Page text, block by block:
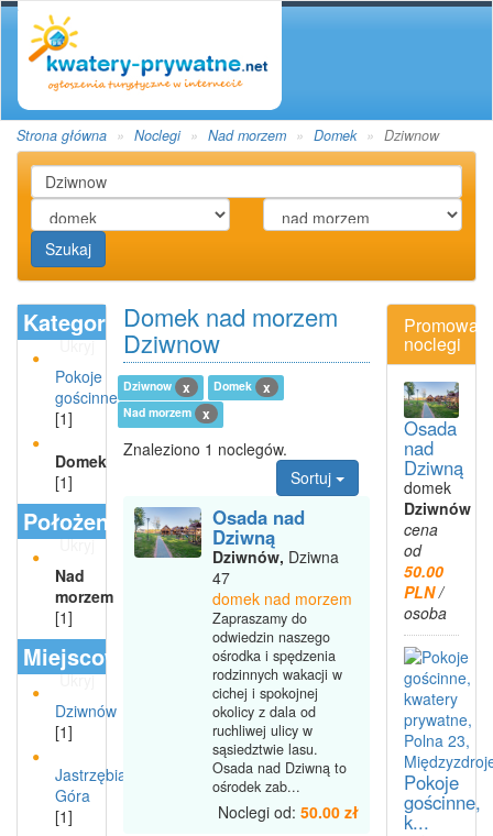
Strona główna Noclegi Nad morzem Domek Dziwnow
Szukaj
Kategoria
Ukryj
Pokoje
gościnne
[1]
Domek
[1]
Położenie
Ukryj
Nad
morzem
[1]
Miejscowości
Ukryj
Dziwnów
[1]
Jastrzębia
Góra
[1]
Domek nad morzem
Dziwnow
Dziwnow x Domek x
Nad morzem x
Znaleziono 1 noclegów.
Sortuj
Osada nad
Dziwną
Dziwnów, Dziwna
47
domek nad morzem
Zapraszamy do
odwiedzin naszego
ośrodka i spędzenia
rodzinnych wakacji w
cichej i spokojnej
okolicy z dala od
ruchliwej ulicy w
sąsiedztwie lasu.
Osada nad Dziwną to
ośrodek zab...
Noclegi od: 50.00 zł
noclegi
Osada
nad
Dziwną
domek
Dziwnów
cena
od
50.00
PLN/
osoba
Pokoje
gościnne,
k...